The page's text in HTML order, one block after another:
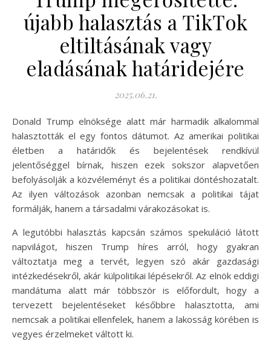
újabb halasztás a TikTok
eltiltásának vagy
eladásának határidejére
2025.06.21.
Donald Trump elnöksége alatt már harmadik alkalommal
halasztották el egy fontos dátumot. Az amerikai politikai
életben a határidők és bejelentések rendkívül
jelentőséggel bírnak, hiszen ezek sokszor alapvetően
befolyásolják a közvéleményt és a politikai döntéshozatalt.
Az ilyen változások azonban nemcsak a politikai tájat
formálják, hanem a társadalmi várakozásokat is.
A legutóbbi halasztás kapcsán számos spekuláció látott
napvilágot, hiszen Trump híres arról, hogy gyakran
változtatja meg a tervét, legyen szó akár gazdasági
intézkedésekről, akár külpolitikai lépésekről. Az elnök eddigi
mandátuma alatt már többször is előfordult, hogy a
tervezett bejelentéseket későbbre halasztotta, ami
nemcsak a politikai ellenfelek, hanem a lakosság körében is
vegyes érzelmeket váltott ki.